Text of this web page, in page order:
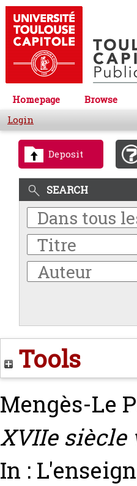
Homepage Browse
Login
Deposit
SEARCH
Tools
Mengès-Le
XVIIe siècle
In :